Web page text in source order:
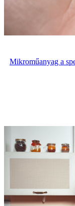
Mikroműanyag a